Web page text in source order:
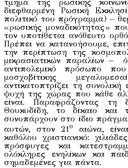
τμήμα της ρωσικής
διεφθαρμένη Ρωσική
πολιτικό του πρόγραμμα) –
«ρωσικής μοναδικότητας»
τον υποτίθεται ανόθευτο
Πρέπει να κατανοήσουμε,
την περίπτωση της
μικρασιατικών παραλίων –
αντιπολεμικό πρόσωπο
μοσχοβίτικης
αντικατοπτρίζει τη συνολική
ψυχή της χώρας που κάθε
είναι. Παραφράζοντας τη
Θουκυδίδη, το δίκαιο και
συνυπάρχουν στο ίδιο
αυτών, στον 21ο
αιώνα,
καθόλου χριστιανικό:
πρόσφυγες και
ολόκληρες ενηλίκων και
σημαδεμένες για πάντα.